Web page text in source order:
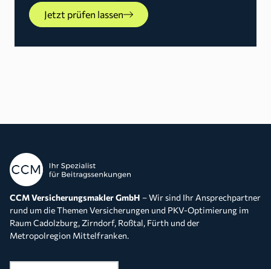
Jetzt prüfen lassen
CCM Versicherungsmakler GmbH – Wir sind Ihr Ansprechpartner
rund um die Themen Versicherungen und PKV-Optimierung im
Raum Cadolzburg, Zirndorf, Roßtal, Fürth und der
Metropolregion Mittelfranken.